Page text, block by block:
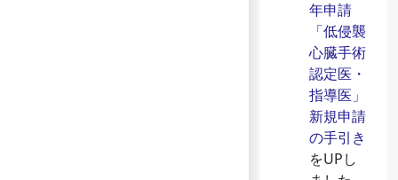
年申請
「低侵襲
心臓手術
認定医・
指導医」
新規申請
の手引き
をUPし